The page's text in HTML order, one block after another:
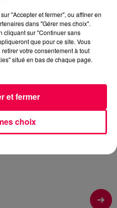
3 min
l'anniversaire du Vendredi
"Accepter et fermer", ou affiner en
dans "Gérer mes choix".
cliquant sur "Continuer sans
que pour ce site. Vous
votre consentement à tout
situé en bas de chaque page.
choix
et fermer